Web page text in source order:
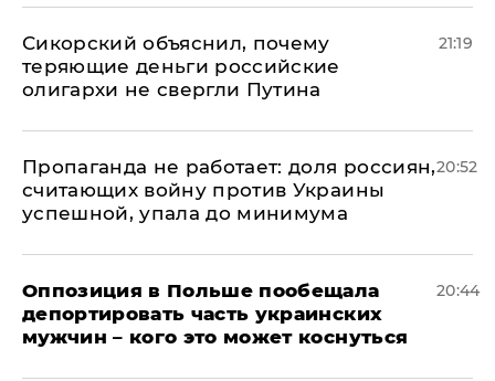
Сикорский объяснил, почему
теряющие деньги российские
олигархи не свергли Путина
21:19
​Пропаганда не работает: доля россиян,
считающих войну против Украины
успешной, упала до минимума
20:52
Оппозиция в Польше пообещала
депортировать часть украинских
мужчин – кого это может коснуться
20:44